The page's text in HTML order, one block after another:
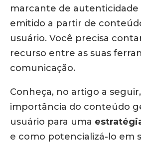
marcante de autenticidade
emitido a partir de
usuário. Você precisa
recurso entre as suas
comunicação.
Conheça, no artigo a
importância do conteúdo
usuário para uma
e como potencializá-lo em